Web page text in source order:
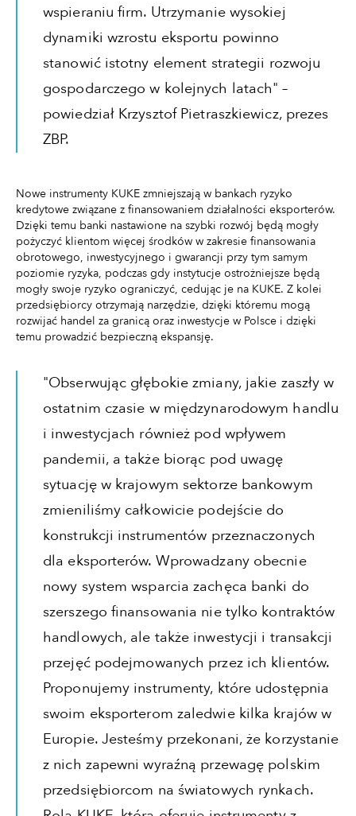
wspieraniu firm. Utrzymanie wysokiej
dynamiki wzrostu eksportu powinno
stanowić istotny element strategii rozwoju
gospodarczego w kolejnych latach" –
powiedział Krzysztof Pietraszkiewicz, prezes
ZBP.
Nowe instrumenty KUKE zmniejszają w bankach ryzyko
kredytowe związane z finansowaniem działalności eksporterów.
Dzięki temu banki nastawione na szybki rozwój będą mogły
pożyczyć klientom więcej środków w zakresie finansowania
obrotowego, inwestycyjnego i gwarancji przy tym samym
poziomie ryzyka, podczas gdy instytucje ostrożniejsze będą
mogły swoje ryzyko ograniczyć, cedując je na KUKE. Z kolei
przedsiębiorcy otrzymają narzędzie, dzięki któremu mogą
rozwijać handel za granicą oraz inwestycje w Polsce i dzięki
temu prowadzić bezpieczną ekspansję.
"Obserwując głębokie zmiany, jakie zaszły w
ostatnim czasie w międzynarodowym handlu
i inwestycjach również pod wpływem
pandemii, a także biorąc pod uwagę
sytuację w krajowym sektorze bankowym
zmieniliśmy całkowicie podejście do
konstrukcji instrumentów przeznaczonych
dla eksporterów. Wprowadzany obecnie
nowy system wsparcia zachęca banki do
szerszego finansowania nie tylko kontraktów
handlowych, ale także inwestycji i transakcji
przejęć podejmowanych przez ich klientów.
Proponujemy instrumenty, które udostępnia
swoim eksporterom zaledwie kilka krajów w
Europie. Jesteśmy przekonani, że korzystanie
z nich zapewni wyraźną przewagę polskim
przedsiębiorcom na światowych rynkach.